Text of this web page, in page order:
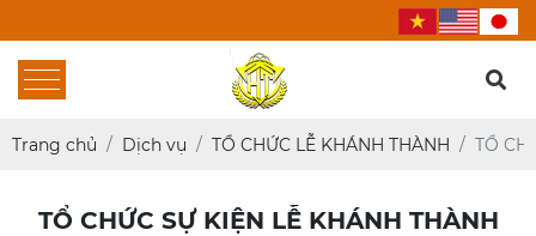
Trang chủ Dịch vụ TỔ CHỨC LỄ KHÁNH THÀNH TỔ
TỔ CHỨC SỰ KIỆN LỄ KHÁNH THÀNH